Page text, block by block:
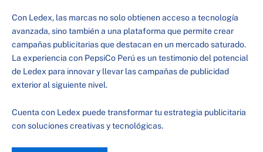
Con Ledex, las marcas no solo obtienen acceso a tecnología
avanzada, sino también a una plataforma que permite crear
campañas publicitarias que destacan en un mercado saturado.
La experiencia con PepsiCo Perú es un testimonio del potencial
de Ledex para innovar y llevar las campañas de publicidad
exterior al siguiente nivel.
Cuenta con Ledex puede transformar tu estrategia publicitaria
con soluciones creativas y tecnológicas.